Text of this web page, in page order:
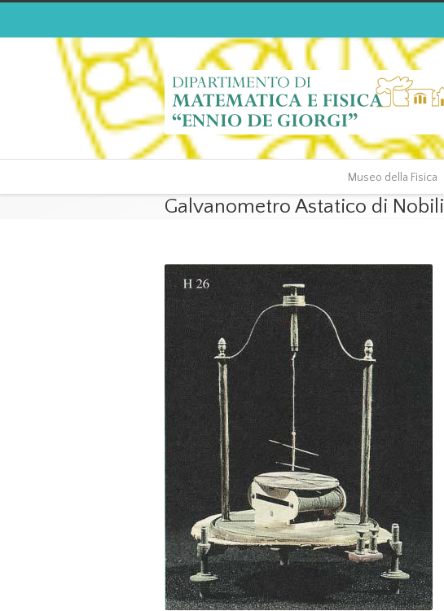
Museo della Fisica
Galvanometro Astatico di Nobili